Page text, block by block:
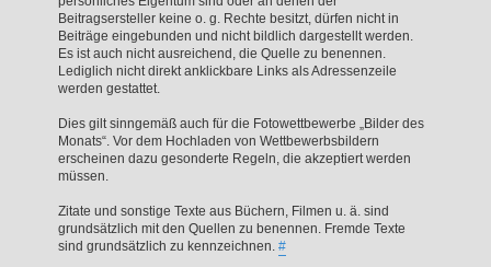
Beitragsersteller keine o. g. Rechte besitzt, dürfen nicht in
Beiträge eingebunden und nicht bildlich dargestellt werden.
Es ist auch nicht ausreichend, die Quelle zu benennen.
Lediglich nicht direkt anklickbare Links als Adressenzeile
werden gestattet.
Dies gilt sinngemäß auch für die Fotowettbewerbe „Bilder des
Monats“. Vor dem Hochladen von Wettbewerbsbildern
erscheinen dazu gesonderte Regeln, die akzeptiert werden
müssen.
Zitate und sonstige Texte aus Büchern, Filmen u. ä. sind
grundsätzlich mit den Quellen zu benennen. Fremde Texte
sind grundsätzlich zu kennzeichnen. #